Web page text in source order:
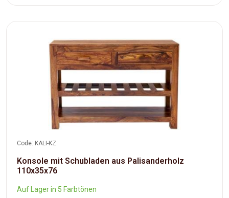
Code: KALI-KZ
Konsole mit Schubladen aus Palisanderholz
110x35x76
Auf Lager in 5 Farbtönen